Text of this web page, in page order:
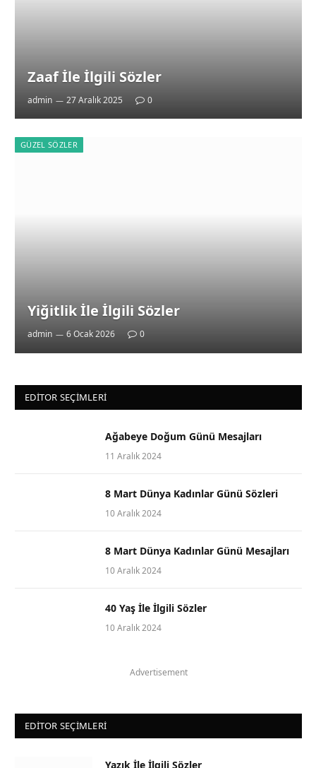
Zaaf İle İlgili Sözler
admin 27 Aralık 2025 0
GÜZEL SÖZLER
Yiğitlik İle İlgili Sözler
admin 6 Ocak 2026 0
EDITOR SEÇIMLERI
Ağabeye Doğum Günü Mesajları
11 Aralık 2024
8 Mart Dünya Kadınlar Günü Sözleri
10 Aralık 2024
8 Mart Dünya Kadınlar Günü Mesajları
10 Aralık 2024
40 Yaş İle İlgili Sözler
10 Aralık 2024
Advertisement
EDITOR SEÇIMLERI
Yazık İle İlgili Sözler